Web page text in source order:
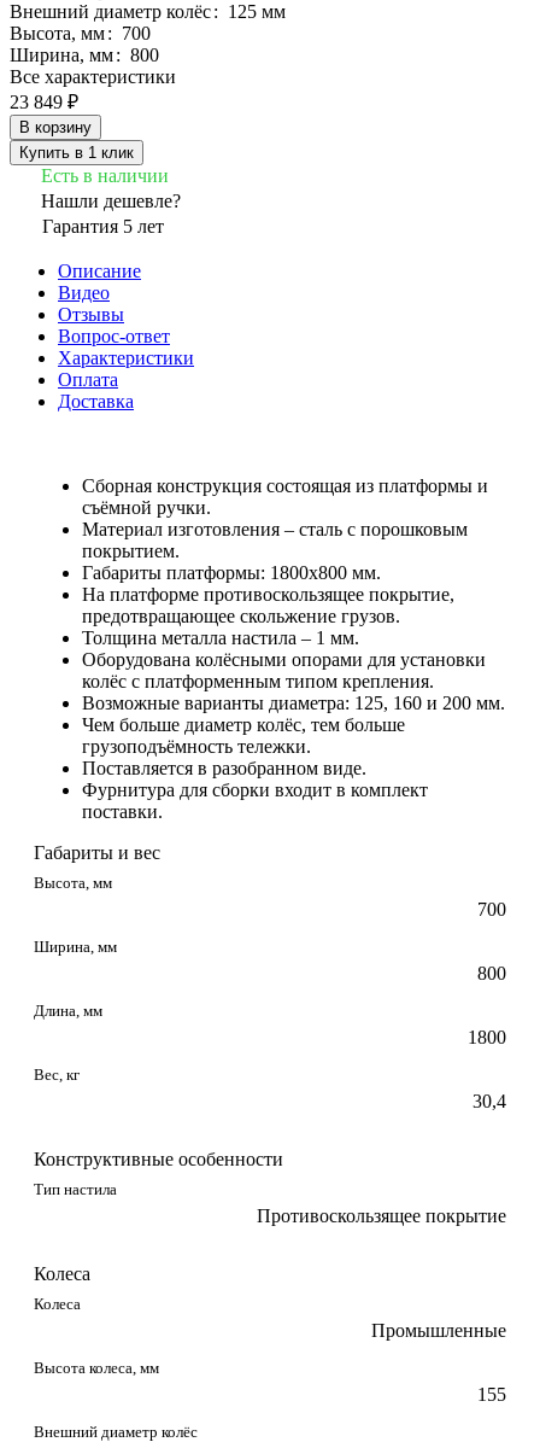
Внешний диаметр колёс: 125 мм
Высота, мм: 700
Ширина, мм: 800
Все характеристики
23 849 ₽
В корзину
Купить в 1 клик
Есть в наличии
Нашли дешевле?
Гарантия 5 лет
Описание
Видео
Отзывы
Вопрос-ответ
Характеристики
Оплата
Доставка
Сборная конструкция состоящая из платформы и
съёмной ручки.
Материал изготовления – сталь с порошковым
покрытием.
Габариты платформы: 1800x800 мм.
На платформе противоскользящее покрытие,
предотвращающее скольжение грузов.
Толщина металла настила – 1 мм.
Оборудована колёсными опорами для установки
колёс с платформенным типом крепления.
Возможные варианты диаметра: 125, 160 и 200 мм.
Чем больше диаметр колёс, тем больше
грузоподъёмность тележки.
Поставляется в разобранном виде.
Фурнитура для сборки входит в комплект
поставки.
Габариты и вес
Высота, мм
700
Ширина, мм
800
Длина, мм
1800
Вес, кг
30,4
Конструктивные особенности
Тип настила
Противоскользящее покрытие
Колеса
Колеса
Промышленные
Высота колеса, мм
155
Внешний диаметр колёс